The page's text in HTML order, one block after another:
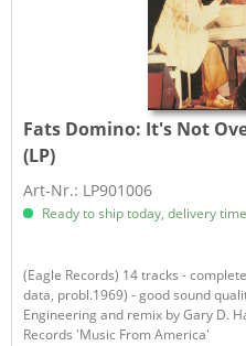
Fats Domino: It's Not
(LP)
Art-Nr.: LP901006
Ready to ship today, delivery
(Eagle Records) 14 tracks -
data, probl.1969) - good sound
Engineering and remix by Gary D.
Records 'Music From America'